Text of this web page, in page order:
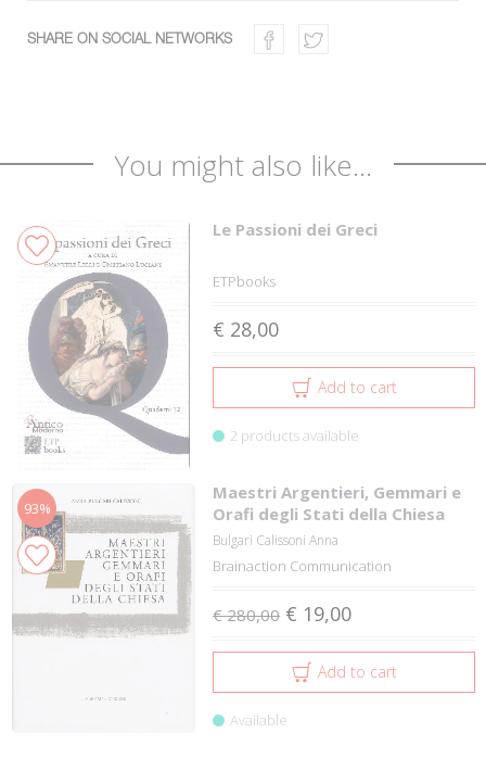
SHARE ON SOCIAL NETWORKS
You might also like...
Le Passioni dei Greci
ETPbooks
€ 28,00
Add to cart
2 products available
93%
Maestri Argentieri, Gemmari e
Orafi degli Stati della Chiesa
Bulgari Calissoni Anna
Brainaction Communication
€ 280,00 € 19,00
Add to cart
Available